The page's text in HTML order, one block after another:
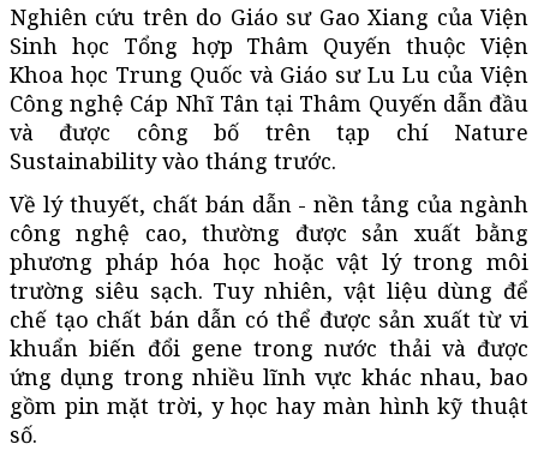
Nghiên cứu trên do Giáo sư Gao Xiang của Viện
Sinh học Tổng hợp Thâm Quyến thuộc Viện
Khoa học Trung Quốc và Giáo sư Lu Lu của Viện
Công nghệ Cáp Nhĩ Tân tại Thâm Quyến dẫn đầu
và được công bố trên tạp chí Nature
Sustainability vào tháng trước.
Về lý thuyết, chất bán dẫn - nền tảng của ngành
công nghệ cao, thường được sản xuất bằng
phương pháp hóa học hoặc vật lý trong môi
trường siêu sạch. Tuy nhiên, vật liệu dùng để
chế tạo chất bán dẫn có thể được sản xuất từ vi
khuẩn biến đổi gene trong nước thải và được
ứng dụng trong nhiều lĩnh vực khác nhau, bao
gồm pin mặt trời, y học hay màn hình kỹ thuật
số.